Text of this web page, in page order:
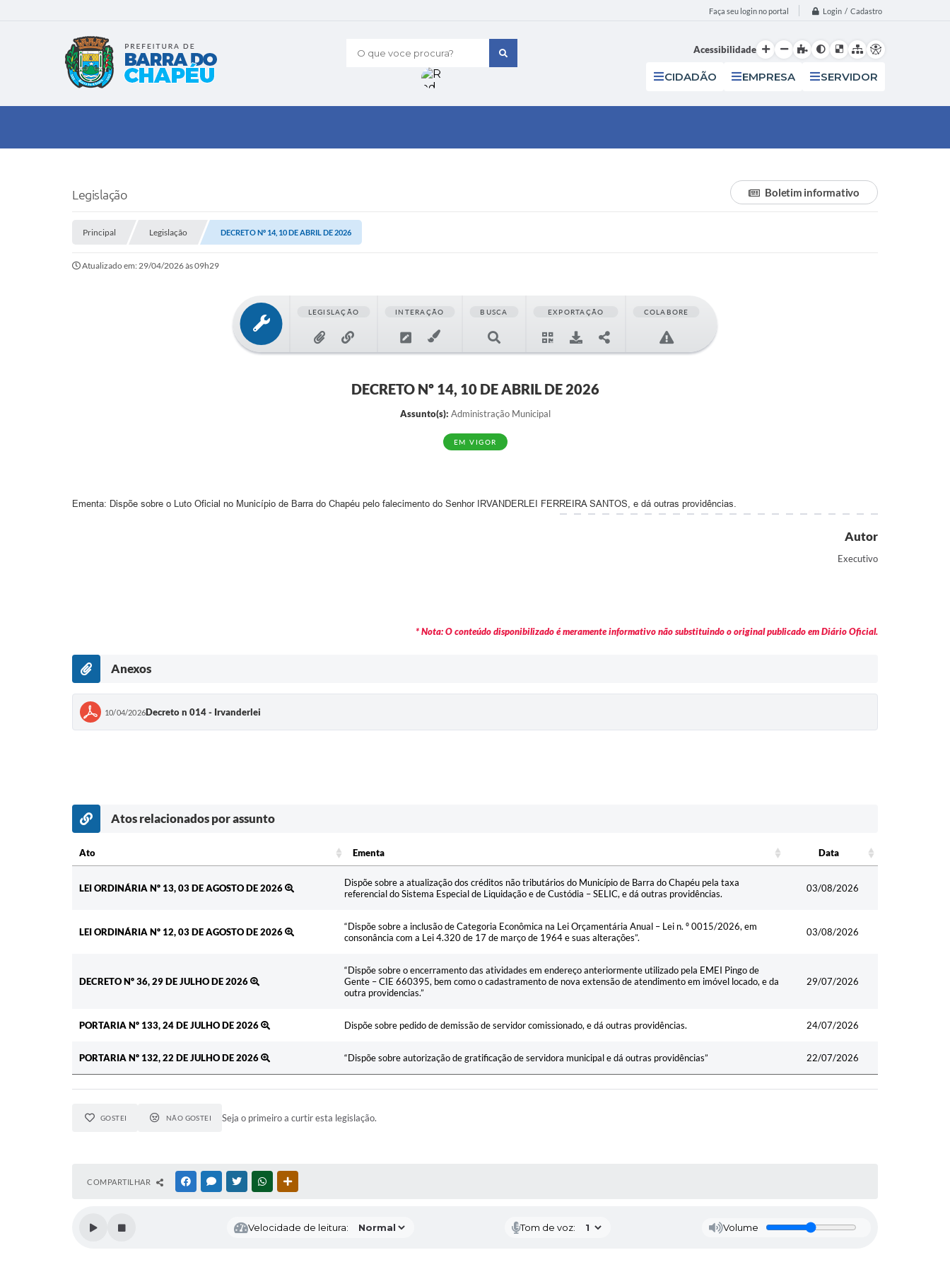
Faça seu login no portal Login / Cadastro
O que voce procura? Acessibilidade
CIDADÃO EMPRESA SERVIDOR
Legislação Boletim informativo
Principal Legislação DECRETO Nº 14, 10 DE ABRIL DE 2026
Atualizado em: 29/04/2026 às 09h29
LEGISLAÇÃO INTERAÇÃO BUSCA EXPORTAÇÃO COLABORE
DECRETO Nº 14, 10 DE ABRIL DE 2026
Assunto(s): Administração Municipal
EM VIGOR
Ementa: Dispõe sobre o Luto Oficial no Município de Barra do Chapéu pelo falecimento do Senhor IRVANDERLEI FERREIRA SANTOS, e dá outras providências.
Autor
Executivo
* Nota: O conteúdo disponibilizado é meramente informativo não substituindo o original publicado em Diário Oficial.
Anexos
10/04/2026Decreto n 014 - Irvanderlei
Atos relacionados por assunto
Ato Ementa
Data
LEI ORDINÁRIA Nº 13, 03 DE AGOSTO DE 2026
Dispõe sobre a atualização dos créditos não tributários do Município de Barra do Chapéu pela taxa
referencial do Sistema Especial de Liquidação e de Custódia – SELIC, e dá outras providências.
03/08/2026
LEI ORDINÁRIA Nº 12, 03 DE AGOSTO DE 2026
“Dispõe sobre a inclusão de Categoria Econômica na Lei Orçamentária Anual – Lei n. º 0015/2026, em
consonância com a Lei 4.320 de 17 de março de 1964 e suas alterações”.
03/08/2026
DECRETO Nº 36, 29 DE JULHO DE 2026
“Dispõe sobre o encerramento das atividades em endereço anteriormente utilizado pela EMEI Pingo de
Gente – CIE 660395, bem como o cadastramento de nova extensão de atendimento em imóvel locado, e da
outra providencias.”
29/07/2026
PORTARIA Nº 133, 24 DE JULHO DE 2026 Dispõe sobre pedido de demissão de servidor comissionado, e dá outras providências. 24/07/2026
PORTARIA Nº 132, 22 DE JULHO DE 2026 “Dispõe sobre autorização de gratificação de servidora municipal e dá outras providências” 22/07/2026
GOSTEI NÃO GOSTEI Seja o primeiro a curtir esta legislação.
COMPARTILHAR FACEBOOKMESSENGER
TWITTERWHATSAPP
Velocidade de leitura: Tom de voz: Volume